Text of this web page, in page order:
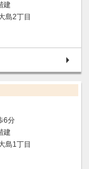
建
島2丁目
6分
建
島1丁目